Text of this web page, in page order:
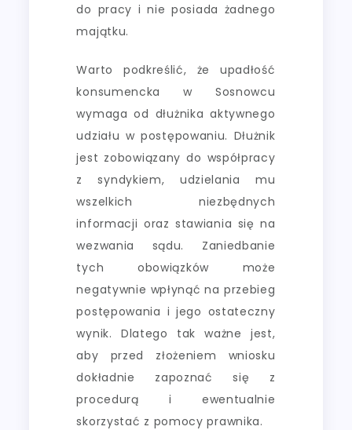
do pracy i nie posiada żadnego
majątku.
Warto podkreślić, że upadłość
konsumencka w Sosnowcu
wymaga od dłużnika aktywnego
udziału w postępowaniu. Dłużnik
jest zobowiązany do współpracy
z syndykiem, udzielania mu
wszelkich niezbędnych
informacji oraz stawiania się na
wezwania sądu. Zaniedbanie
tych obowiązków może
negatywnie wpłynąć na przebieg
postępowania i jego ostateczny
wynik. Dlatego tak ważne jest,
aby przed złożeniem wniosku
dokładnie zapoznać się z
procedurą i ewentualnie
skorzystać z pomocy prawnika.